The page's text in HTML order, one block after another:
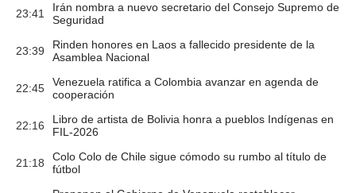
23:41
Irán nombra a nuevo secretario del Consejo Supremo de
Seguridad
23:39
Rinden honores en Laos a fallecido presidente de la
Asamblea Nacional
22:45
Venezuela ratifica a Colombia avanzar en agenda de
cooperación
22:16
Libro de artista de Bolivia honra a pueblos Indígenas en
FIL-2026
21:18
Colo Colo de Chile sigue cómodo su rumbo al título de
fútbol